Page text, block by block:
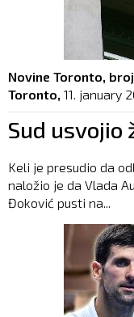
Novine Toronto, broj
Toronto, 11. january
Sud usvojio
Keli je presudio da
naložio je da Vlada
Đoković pusti na...